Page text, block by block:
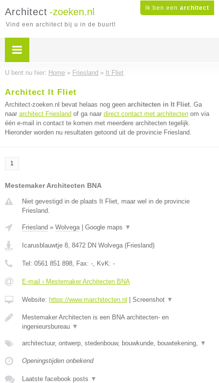
Ik ben een architect
Architect -zoeken.nl
Vind een architect bij u in de buurt!
U bent nu hier: Home » Friesland » It Fliet
Architect It Fliet
Architect-zoeken.nl bevat helaas nog geen architecten in It Fliet. Ga
naar architect Friesland of ga naar direct contact met architecten om via
één e-mail in contact te komen met meerdere architecten tegelijk.
Hieronder worden nu resultaten getoond uit de provincie Friesland.
1
Mestemaker Architecten BNA
Niet gevestigd in de plaats It Fliet, maar wel in de provincie
Friesland.
Friesland » Wolvega| Google maps ▼
Icarusblauwtje 8, 8472 DN Wolvega(Friesland)
Tel: 0561 851 898, Fax: -, KvK: -
E-mail › Mestemaker Architecten BNA
Website: https://www.marchitecten.nl Screenshot ▼
Mestemaker Architecten is een BNA architecten- en
ingenieursbureau ▼
architectuur, ontwerp, stedenbouw, bouwkunde, bouwtekening, ▼
Openingstijden onbekend
Laatste facebook posts ▼